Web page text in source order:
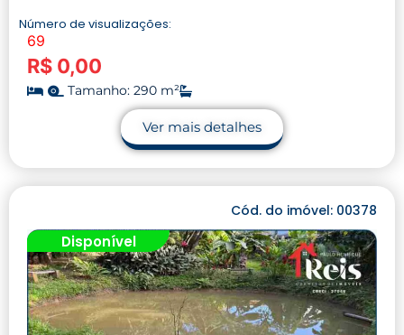
Número de visualizações:
69
R$ 0,00
Tamanho: 290 m²
Ver mais detalhes
Cód. do imóvel: 00378
Disponível